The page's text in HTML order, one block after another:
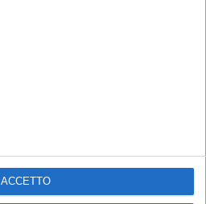
ACCETTO
Radio Italia Tv